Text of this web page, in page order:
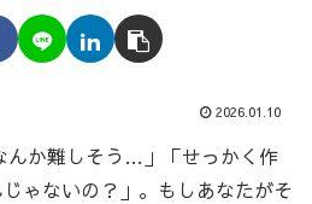
2026.01.10
んか難しそう…」「せっかく作
ゃないの？」。もしあなたがそ